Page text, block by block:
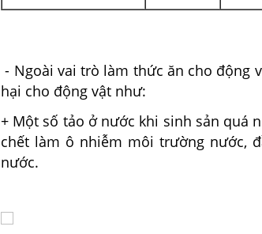
- Ngoài vai trò làm thức ăn cho động
hại cho động vật như:
+ Một số tảo ở nước khi sinh sản quá
chết làm ô nhiễm môi trường nước,
nước.